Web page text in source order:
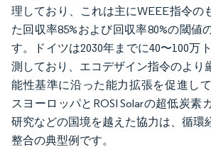
理しており、これは主にWEEE指令の
た回収率85%および回収率80%の閾値
す。ドイツは2030年までに40〜100万
測しており、エコデザイン指令のより
能性基準に沿った能力拡張を促進し
スヨーロッパとROSI Solarの超低炭素
研究などの国境を越えた協力は、循環
整合の典型例です。